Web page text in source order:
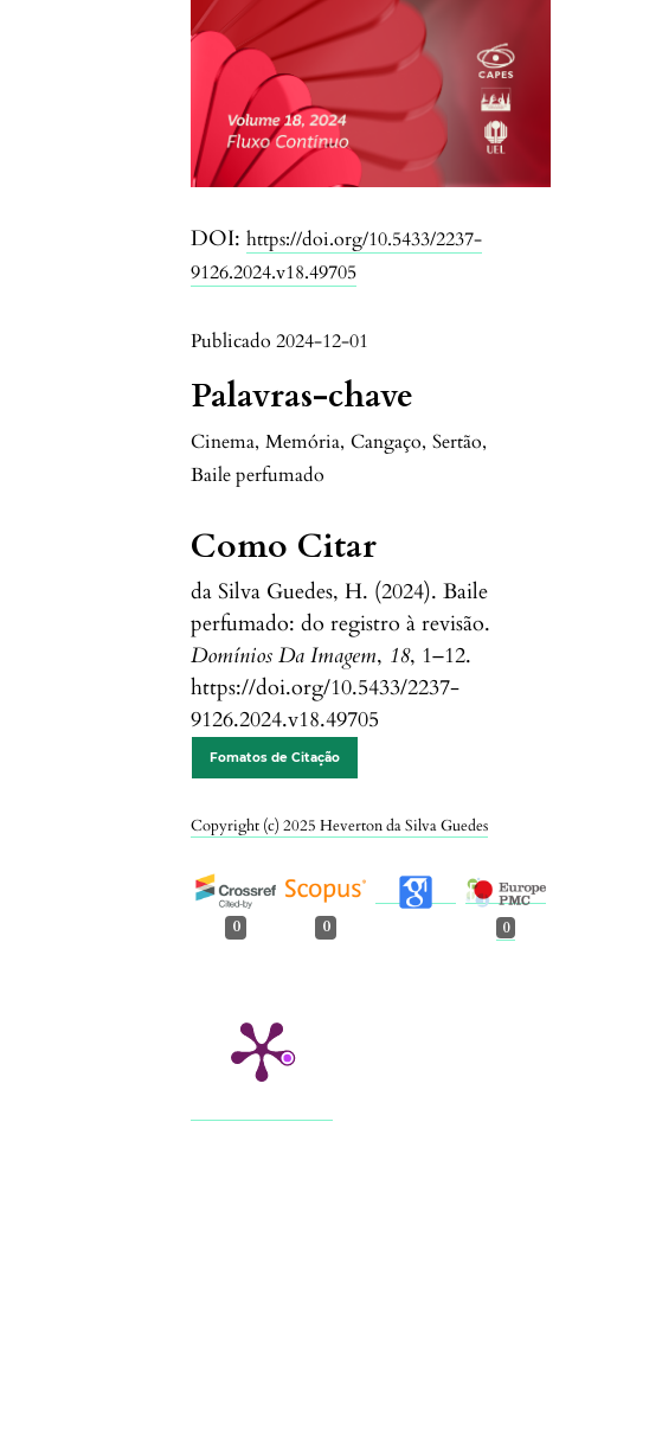
DOI:https://doi.org/10.5433/2237-
9126.2024.v18.49705
Publicado 2024-12-01
Palavras-chave
Cinema, Memória, Cangaço, Sertão,
Baile perfumado
Como Citar
da Silva Guedes, H. (2024). Baile
perfumado: do registro à revisão.
Domínios Da Imagem, 18, 1–12.
https://doi.org/10.5433/2237-
9126.2024.v18.49705
Fomatos de Citação
Copyright (c) 2025 Heverton da Silva Guedes
0 0 0